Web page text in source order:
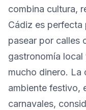
combina cultura,
Cádiz es perfecta
pasear por calles
gastronomía
mucho dinero. La
ambiente festivo,
carnavales,